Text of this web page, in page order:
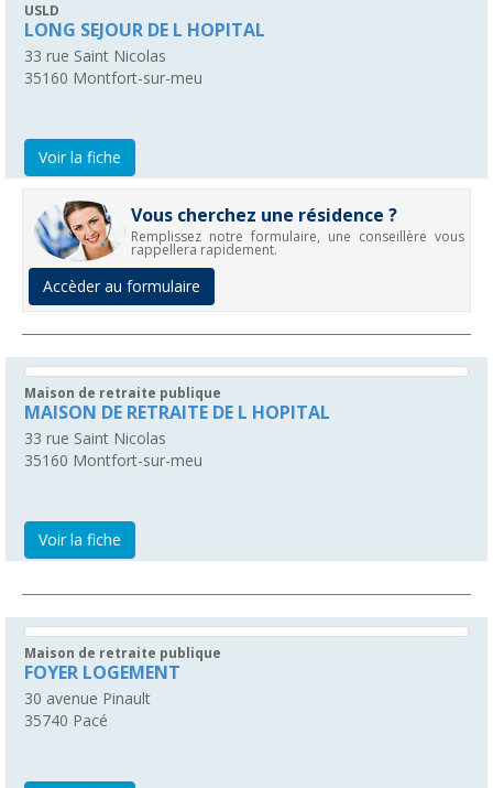
USLD
LONG SEJOUR DE L HOPITAL
33 rue Saint Nicolas
35160 Montfort-sur-meu
Voir la fiche
Vous cherchez une résidence ?
Remplissez notre formulaire, une conseillère vous
rappellera rapidement.
Accèder au formulaire
Maison de retraite publique
MAISON DE RETRAITE DE L HOPITAL
33 rue Saint Nicolas
35160 Montfort-sur-meu
Voir la fiche
Maison de retraite publique
FOYER LOGEMENT
30 avenue Pinault
35740 Pacé